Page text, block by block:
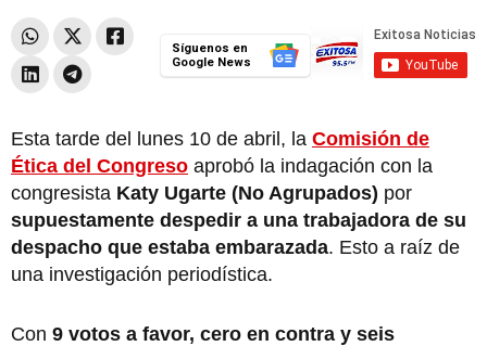
Síguenos en
Google News
Esta tarde del lunes 10 de abril, la Comisión de
Ética del Congreso aprobó la indagación con la
congresista Katy Ugarte (No Agrupados) por
supuestamente despedir a una trabajadora de su
despacho que estaba embarazada. Esto a raíz de
una investigación periodística.
Con 9 votos a favor, cero en contra y seis